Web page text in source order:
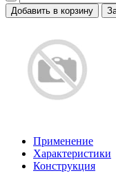
Добавить в корзину
Применение
Характеристики
Конструкция